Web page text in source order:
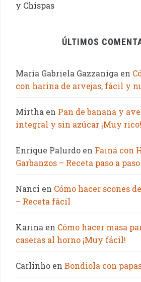
ÚLTIMOS
Maria Gabriela Gazzaniga en
con harina de arvejas, fácil y
Mirtha en Pan de banana y
integral y sin azúcar ¡Muy rico!
Enrique Palurdo en Fainá con
Garbanzos – Receta paso a paso
Nanci en Cómo hacer scones
– Receta fácil
Karina en Cómo hacer masa
caseras al horno ¡Muy fácil!
Carlinho en Bondiola con